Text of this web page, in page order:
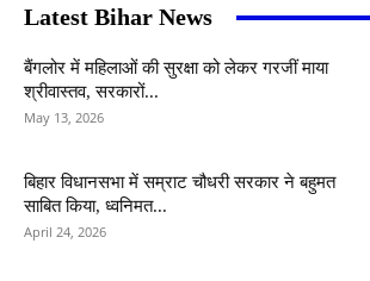
Latest Bihar News
बैंगलोर में महिलाओं की सुरक्षा को लेकर गरजीं माया
श्रीवास्तव, सरकारों...
May 13, 2026
बिहार विधानसभा में सम्राट चौधरी सरकार ने बहुमत
साबित किया, ध्वनिमत...
April 24, 2026